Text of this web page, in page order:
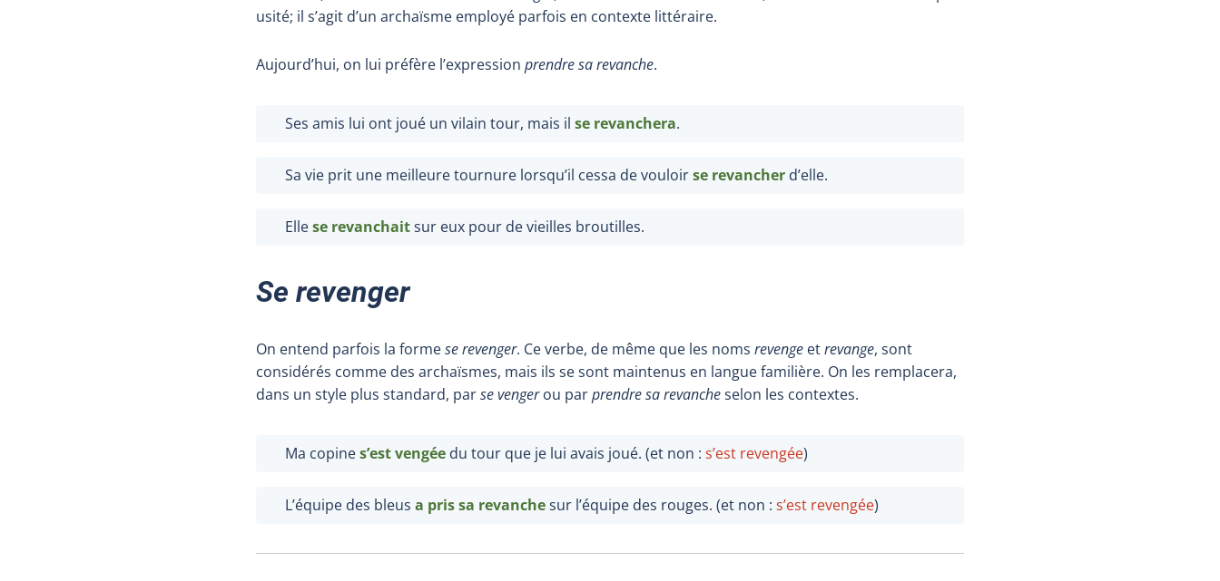
usité; il s’agit d’un archaïsme employé parfois en contexte littéraire.
Aujourd’hui, on lui préfère l’expression prendre sa revanche.
Ses amis lui ont joué un vilain tour, mais il se revanchera.
Sa vie prit une meilleure tournure lorsqu’il cessa de vouloirse revancher d’elle.
Ellese revanchaitsur eux pour de vieilles broutilles.
Se revenger
On entend parfois la formese revenger. Ce verbe, de même que les noms revenge etrevange, sont
considérés comme des archaïsmes, mais ils se sont maintenus en langue familière. On les remplacera,
dans un style plus standard, parse vengerou parprendre sa revancheselon les contextes.
Ma copines’est vengée du tour que je lui avais joué. (et non : s’est revengée)
L’équipe des bleus a pris sa revanchesur l’équipe des rouges. (et non : s’est revengée)